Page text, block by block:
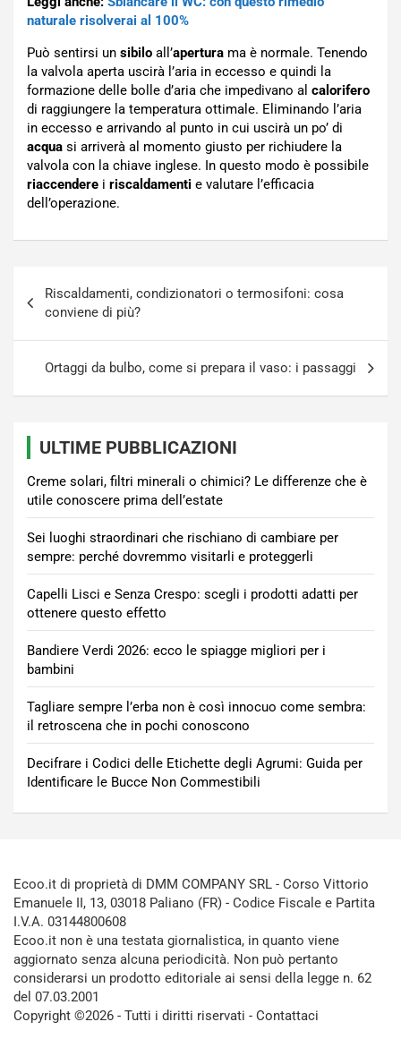
naturale risolverai al 100%
Può sentirsi un sibilo all’apertura ma è normale. Tenendo
la valvola aperta uscirà l’aria in eccesso e quindi la
formazione delle bolle d’aria che impedivano al calorifero
di raggiungere la temperatura ottimale. Eliminando l’aria
in eccesso e arrivando al punto in cui uscirà un po’ di
acqua si arriverà al momento giusto per richiudere la
valvola con la chiave inglese. In questo modo è possibile
riaccendere i riscaldamenti e valutare l’efficacia
dell’operazione.
articoli
Riscaldamenti, condizionatori o termosifoni: cosa
conviene di più?
Ortaggi da bulbo, come si prepara il vaso: i passaggi
ULTIME PUBBLICAZIONI
Creme solari, filtri minerali o chimici? Le differenze che è
utile conoscere prima dell’estate
Sei luoghi straordinari che rischiano di cambiare per
sempre: perché dovremmo visitarli e proteggerli
Capelli Lisci e Senza Crespo: scegli i prodotti adatti per
ottenere questo effetto
Bandiere Verdi 2026: ecco le spiagge migliori per i
bambini
Tagliare sempre l’erba non è così innocuo come sembra:
il retroscena che in pochi conoscono
Decifrare i Codici delle Etichette degli Agrumi: Guida per
Identificare le Bucce Non Commestibili
Ecoo.it di proprietà di DMM COMPANY SRL - Corso Vittorio
Emanuele II, 13, 03018 Paliano (FR) - Codice Fiscale e Partita
I.V.A. 03144800608
Ecoo.it non è una testata giornalistica, in quanto viene
aggiornato senza alcuna periodicità. Non può pertanto
considerarsi un prodotto editoriale ai sensi della legge n. 62
del 07.03.2001
Copyright ©2026 - Tutti i diritti riservati - Contattaci